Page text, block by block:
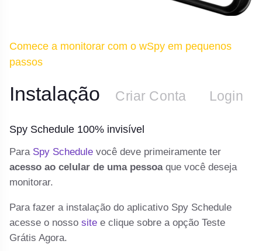
Comece a monitorar com o wSpy em pequenos
passos
Instalação Criar Conta Login
Spy Schedule 100% invisível
Para Spy Schedule você deve primeiramente ter
acesso ao celular de uma pessoaque você deseja
monitorar.
Para fazer a instalação do aplicativo Spy Schedule
acesse o nossosite e clique sobre a opção Teste
Grátis Agora.